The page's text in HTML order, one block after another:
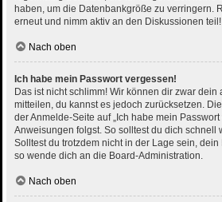
haben, um die Datenbankgröße zu verringern.
erneut und nimm aktiv an den Diskussionen teil!
Nach oben
Ich habe mein Passwort vergessen!
Das ist nicht schlimm! Wir können dir zwar
mitteilen, du kannst es jedoch zurücksetzen.
der Anmelde-Seite auf „Ich habe mein
Anweisungen folgst. So solltest du dich schnell
Solltest du trotzdem nicht in der Lage sein,
so wende dich an die Board-Administration.
Nach oben